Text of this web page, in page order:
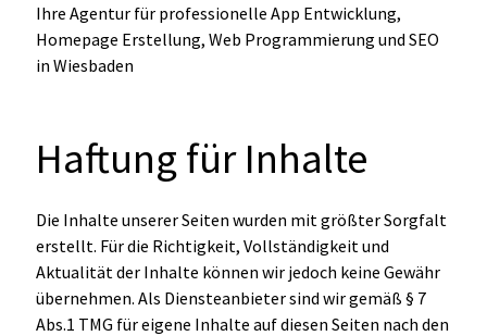
Ihre Agentur für professionelle App Entwicklung,
Homepage Erstellung, Web Programmierung und SEO
in Wiesbaden
Haftung für Inhalte
Die Inhalte unserer Seiten wurden mit größter Sorgfalt
erstellt. Für die Richtigkeit, Vollständigkeit und
Aktualität der Inhalte können wir jedoch keine Gewähr
übernehmen. Als Diensteanbieter sind wir gemäß § 7
Abs.1 TMG für eigene Inhalte auf diesen Seiten nach den